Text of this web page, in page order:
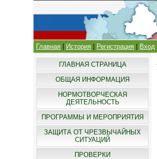
Главная История Регистрация Вход
ГЛАВНАЯ СТРАНИЦА
ОБЩАЯ ИНФОРМАЦИЯ
НОРМОТВОРЧЕСКАЯ
ДЕЯТЕЛЬНОСТЬ
ПРОГРАММЫ И МЕРОПРИЯТИЯ
ЗАЩИТА ОТ ЧРЕЗВЫЧАЙНЫХ
СИТУАЦИЙ
ПРОВЕРКИ